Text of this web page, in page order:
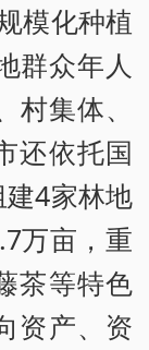
模化种植
群众年人
集体、
还依托国
4家林地
万亩，重
茶等特色
资产、资